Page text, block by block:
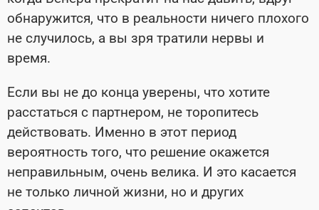
обнаружится, что в реальности ничего плохого
не случилось, а вы зря тратили нервы и
время.
Если вы не до конца уверены, что хотите
расстаться с партнером, не торопитесь
действовать. Именно в этот период
вероятность того, что решение окажется
неправильным, очень велика. И это касается
не только личной жизни, но и других